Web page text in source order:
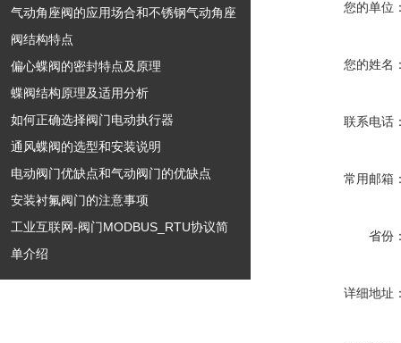
气动角座阀的应用场合和不锈钢气动角座
阀结构特点
偏心蝶阀的密封特点及原理
蝶阀结构原理及适用分析
如何正确选择阀门电动执行器
通风蝶阀的选型和安装说明
电动阀门优缺点和气动阀门的优缺点
安装衬氟阀门的注意事项
工业互联网-阀门MODBUS_RTU协议简
单介绍
您的单位
您的姓名
联系电话
常用邮箱
省份
详细地址